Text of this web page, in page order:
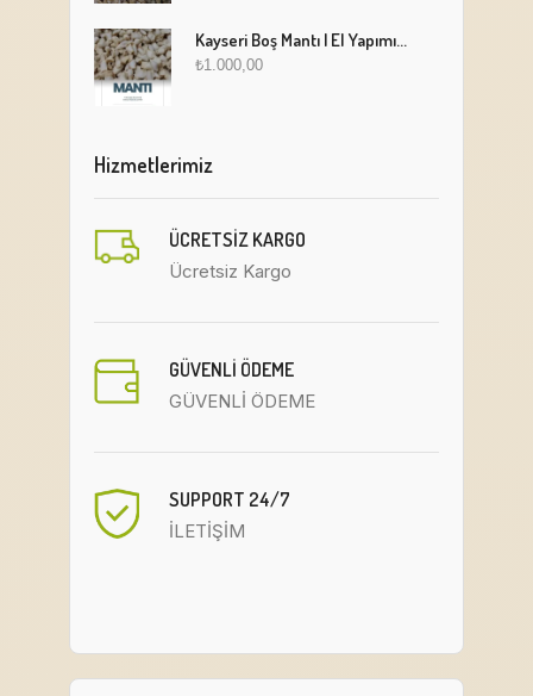
Kayseri Boş Mantı | El Yapımı Geleneksel Fırınlanmış Mantı
₺1.000,00
Hizmetlerimiz
ÜCRETSIZ KARGO
Ücretsiz Kargo
GÜVENLİ ÖDEME
GÜVENLİ ÖDEME
SUPPORT 24/7
İLETİŞİM